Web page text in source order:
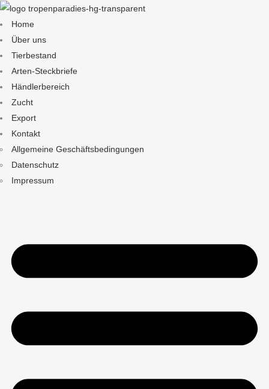
Home
Über uns
Tierbestand
Arten-Steckbriefe
Händlerbereich
Zucht
Export
Kontakt
Allgemeine Geschäftsbedingungen
Datenschutz
Impressum